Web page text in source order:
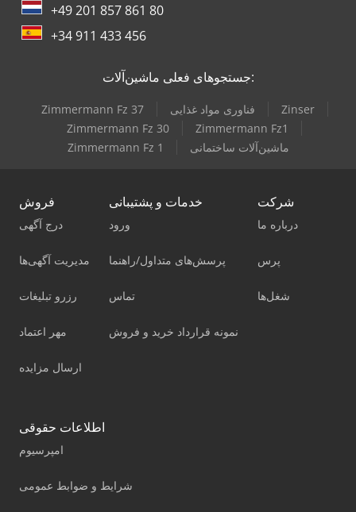
+49 201 857 861 80
+34 911 433 456
جستجوهای فعلی ماشین‌آلات:
Zimmermann Fz 37 فناوری مواد غذایی
Zinser
Zimmermann Fz 30
Zimmermann Fz1
Zimmermann Fz 1
ماشین‌آلات ساختمانی
فروش
درج آگهی
مدیریت آگهی‌ها
رزرو تبلیغات
مهر اعتماد
ارسال مزایده
خدمات و پشتیبانی
ورود
پرسش‌های متداول/راهنما
تماس
نمونه قرارداد خرید و فروش
شرکت
درباره ما
پرس
شغل‌ها
اطلاعات حقوقی
امپرسیوم
شرایط و ضوابط عمومی